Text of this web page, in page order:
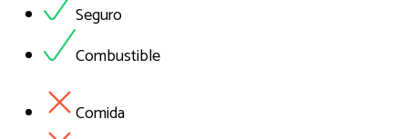
Seguro
Combustible
Comida